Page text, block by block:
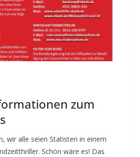
zum
wir alle seien Statisten in einem
Schön wäre es! Das